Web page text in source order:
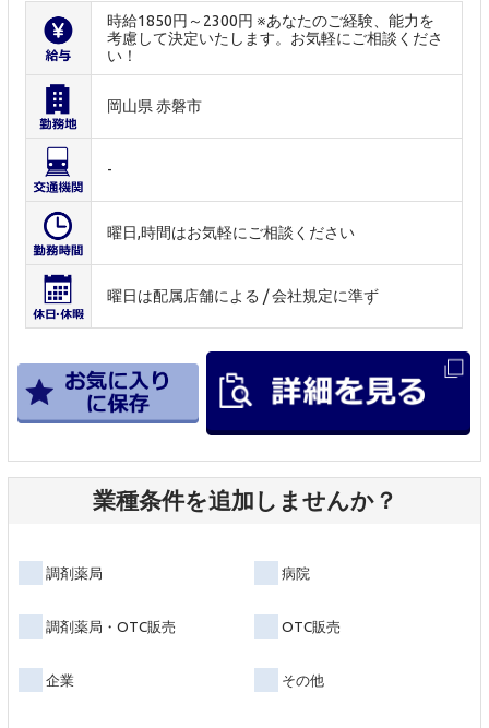
時給1850円～2300円 ※あなたのご経験、能力を
考慮して決定いたします。お気軽にご相談くださ
い！
岡山県 赤磐市
-
曜日,時間はお気軽にご相談ください
曜日は配属店舗による / 会社規定に準ず
業種条件を追加しませんか？
調剤薬局 病院
調剤薬局・OTC販売 OTC販売
企業 その他